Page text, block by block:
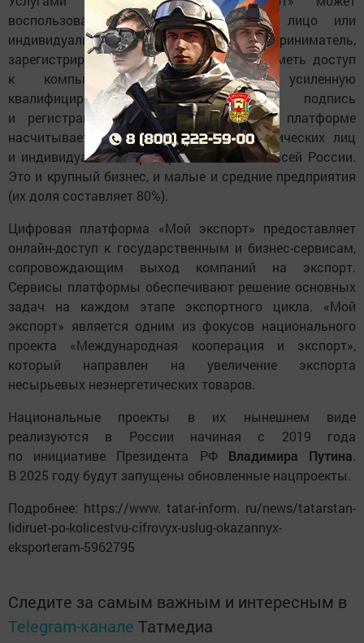
воспользоваться любое юридическое лицо или
индивидуальный предприниматель,
зарегистрированный в РФ. Необходимо иметь доступ
к компьютеру с интернетом, усиленную
квалифицированную электронную подпись
и регистрацию на сайте. Сегодня на платформе
насчитывается уже более 35 тыс. юридических лиц
и индивидуальных предпринимателей со всей России.
Это и крупный бизнес, и малые и средние предприятия
(их доля составляет 80%).
Цифровая платформа «Мой экспорт» предоставляет
онлайн-доступ к государственным и бизнес-сервисам,
сопровождающим выход компаний на экспорт.
Сервисы платформы обеспечивают решение основных
задач на каждом этапе экспортного цикла. «Мой
экспорт» является одним из фокусов национального
проекта «Международная кооперация и экспорт»,
который направлен на увеличение экспорта
несырьевых неэнергетических товаров.
Национальные проекты в их нынешнем виде
реализуются в России начиная с 2019 года
по инициативе Президента РФ Владимира Путина.
В 2025 году будут запущены обновленные нацпроекты.
Подробнее: https://www. tatar-inform. ru/news/tatarstan-
lidiruet-po-kolicestvu-cifrovyx-uslug-okazannyx-
eksporteram-5962795
Следите за самым важным и интересным в
Telegram-канале Татмедиа